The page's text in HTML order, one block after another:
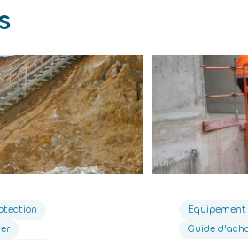
Guide